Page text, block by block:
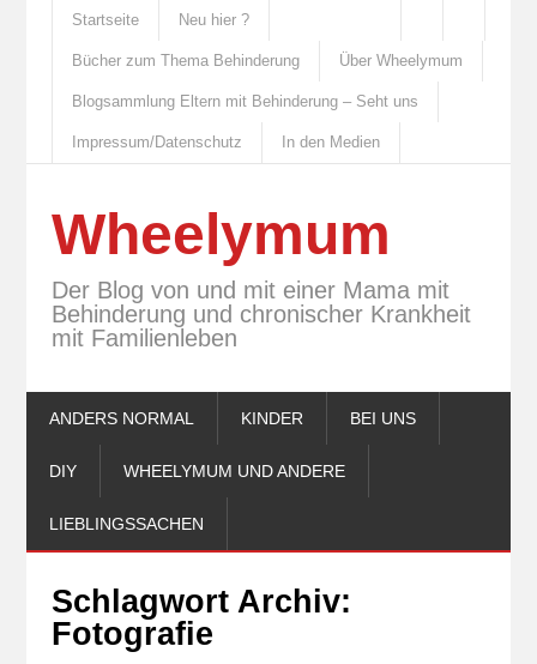
Startseite Neu hier ?
Bücher zum Thema Behinderung Über Wheelymum
Blogsammlung Eltern mit Behinderung – Seht uns
Impressum/Datenschutz In den Medien
Wheelymum
Der Blog von und mit einer Mama mit
Behinderung und chronischer Krankheit
mit Familienleben
ANDERS NORMAL KINDER BEI UNS
DIY WHEELYMUM UND ANDERE
LIEBLINGSSACHEN
Schlagwort Archiv:
Fotografie